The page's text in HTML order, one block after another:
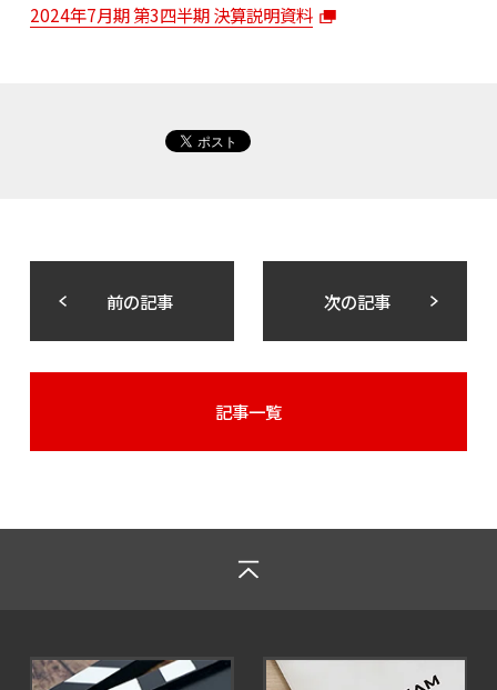
2024年7月期 第3四半期 決算説明資料
前の記事 次の記事
記事一覧